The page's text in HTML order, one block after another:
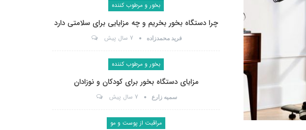
بخور و مرطوب کننده
چرا دستگاه بخور بخریم و چه مزایایی برای سلامتی دارد
فرید محمدزاده 7 سال پیش
بخور و مرطوب کننده
مزایای دستگاه بخور برای کودکان و نوزادان
سمیه زارع 7 سال پیش
مراقبت از پوست و مو